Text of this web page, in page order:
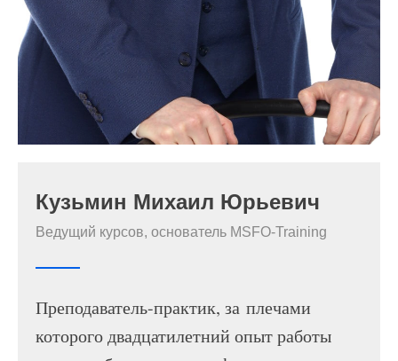
Кузьмин Михаил Юрьевич
Ведущий курсов, основатель MSFO-Training
Преподаватель-практик, за плечами
которого двадцатилетний опыт работы